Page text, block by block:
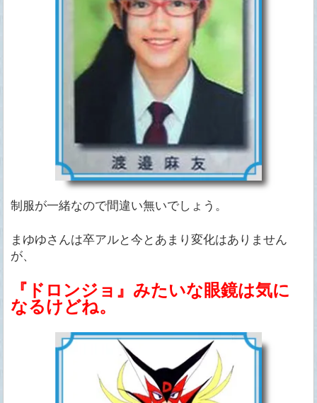
制服が一緒なので間違い無いでしょう。
まゆゆさんは卒アルと今とあまり変化はありません
が、
『ドロンジョ』みたいな眼鏡は気に
なるけどね。